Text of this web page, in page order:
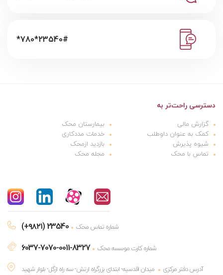
*780*23540#
دسترسی راحت‌تر به
گزارش مالی
بیمارستان محک
کمک به عنوان داوطلب
خدمات مددکاری
شیوه پذیرش
بازدید ازمحک
تماس با محک
مجله محک
(+۹۸۲۱) 23540 شماره تماس محک
6037-7070-0011-8327
شماره کارت موسسه محک
آدرس دفتر مرکزی
میدان اقدسیه- ابتدای بزرگراه ارتش- سه راه ازگل- بلوار شهید